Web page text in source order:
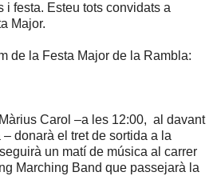
i festa. Esteu tots convidats a
Major.
de la Festa Major de la Rambla:
Carol –a les 12:00, al davant
donarà el tret de sortida a la
un matí de música al carrer
Marching Band que passejarà la